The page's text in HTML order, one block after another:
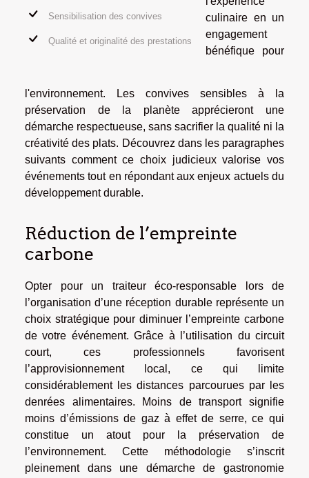
Sensibilisation des convives
Qualité et originalité des prestations
culinaire en un
engagement
bénéfique pour
l'environnement. Les convives sensibles à la
préservation de la planète apprécieront une
démarche respectueuse, sans sacrifier la qualité ni la
créativité des plats. Découvrez dans les paragraphes
suivants comment ce choix judicieux valorise vos
événements tout en répondant aux enjeux actuels du
développement durable.
Réduction de l’empreinte
carbone
Opter pour un traiteur éco-responsable lors de
l’organisation d’une réception durable représente un
choix stratégique pour diminuer l’empreinte carbone
de votre événement. Grâce à l’utilisation du circuit
court, ces professionnels favorisent
l’approvisionnement local, ce qui limite
considérablement les distances parcourues par les
denrées alimentaires. Moins de transport signifie
moins d’émissions de gaz à effet de serre, ce qui
constitue un atout pour la préservation de
l’environnement. Cette méthodologie s’inscrit
pleinement dans une démarche de gastronomie